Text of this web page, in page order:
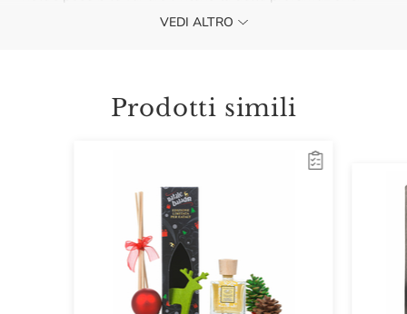
Il colore del liquido della fragranza potrebbe variare.
VEDI ALTRO
Prodotti simili